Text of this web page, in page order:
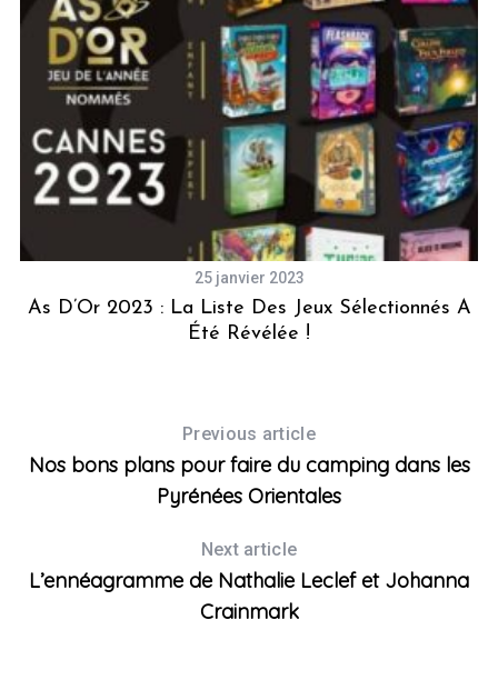
25 janvier 2023
As D’Or 2023 : La Liste Des Jeux Sélectionnés A
Été Révélée !
Previous article
Nos bons plans pour faire du camping dans les
Pyrénées Orientales
Next article
L’ennéagramme de Nathalie Leclef et Johanna
Crainmark
h